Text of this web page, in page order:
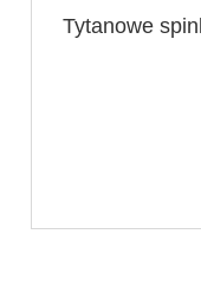
Tytanowe